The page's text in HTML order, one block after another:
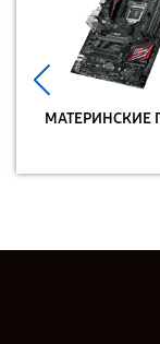
МАТЕРИНСКИЕ